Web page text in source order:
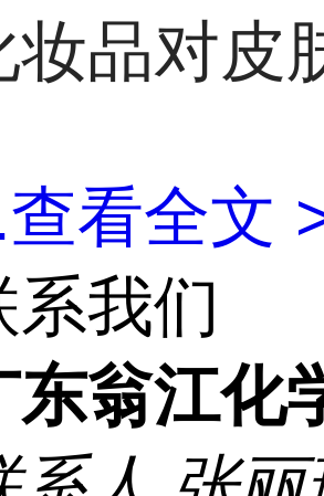
妆品对皮
查看全文
系我们
东翁江化